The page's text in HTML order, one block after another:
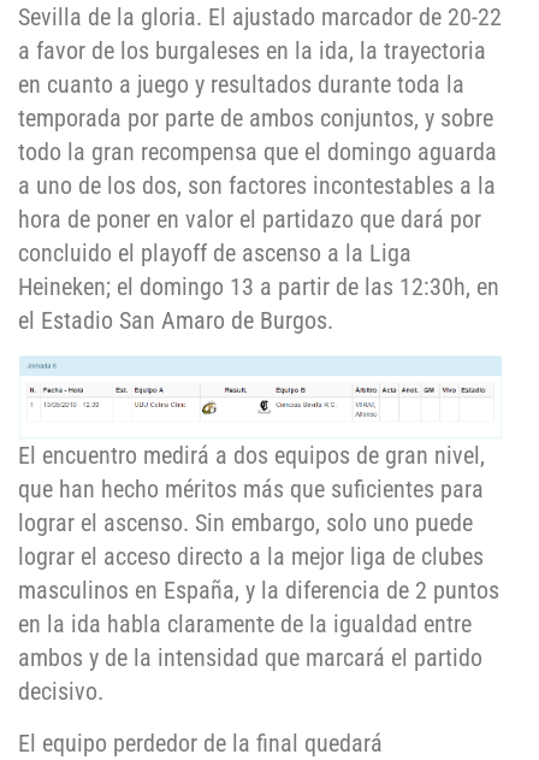
Sevilla de la gloria. El ajustado marcador de 20-22
a favor de los burgaleses en la ida, la trayectoria
en cuanto a juego y resultados durante toda la
temporada por parte de ambos conjuntos, y sobre
todo la gran recompensa que el domingo aguarda
a uno de los dos, son factores incontestables a la
hora de poner en valor el partidazo que dará por
concluido el playoff de ascenso a la Liga
Heineken; el domingo 13 a partir de las 12:30h, en
el Estadio San Amaro de Burgos.
El encuentro medirá a dos equipos de gran nivel,
que han hecho méritos más que suficientes para
lograr el ascenso. Sin embargo, solo uno puede
lograr el acceso directo a la mejor liga de clubes
masculinos en España, y la diferencia de 2 puntos
en la ida habla claramente de la igualdad entre
ambos y de la intensidad que marcará el partido
decisivo.
El equipo perdedor de la final quedará